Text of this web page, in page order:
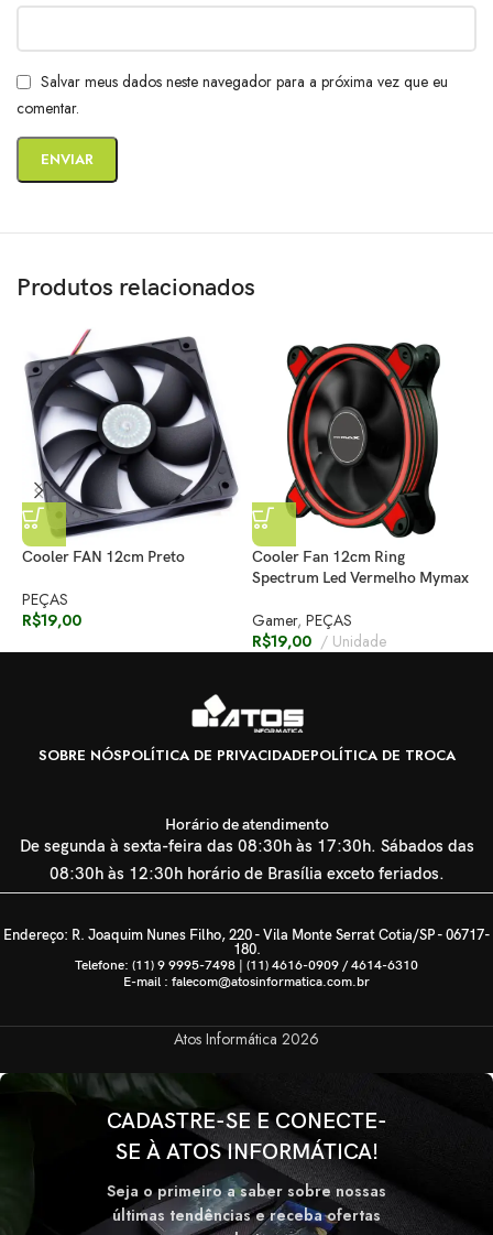
Salvar meus dados neste navegador para a próxima vez que eu
comentar.
Produtos relacionados
Cooler FAN 12cm Preto
PEÇAS
R$19,00
Cooler Fan 12cm Ring
Spectrum Led Vermelho Mymax
Gamer, PEÇAS
R$19,00 Unidade
SOBRE NÓSPOLÍTICA DE PRIVACIDADEPOLÍTICA DE TROCA
Horário de atendimento
De segunda à sexta-feira das 08:30h às 17:30h. Sábados das
08:30h às 12:30h horário de Brasília exceto feriados.
Endereço: R. Joaquim Nunes Filho, 220 - Vila Monte Serrat Cotia/SP - 06717-
180.
Telefone: (11) 9 9995-7498 | (11) 4616-0909 / 4614-6310
E-mail : falecom@atosinformatica.com.br
Atos Informática 2026
CADASTRE-SE E CONECTE-
SE À ATOS INFORMÁTICA!
Seja o primeiro a saber sobre nossas
últimas tendências e receba ofertas